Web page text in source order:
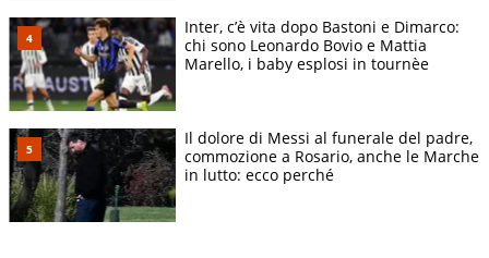
Inter, c’è vita dopo Bastoni e Dimarco:
chi sono Leonardo Bovio e Mattia
Marello, i baby esplosi in tournèe
Il dolore di Messi al funerale del padre,
commozione a Rosario, anche le Marche
in lutto: ecco perché